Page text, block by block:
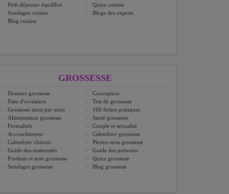
Petit déjeuner équilibré
Quizz cuisine
Sondages cuisine
Blogs des experts
Blog cuisine
GROSSESSE
Dossiers grossesse
Conception
Date d'ovulation
Test de grossesse
Grossesse mois par mois
160 fiches pratiques
Alimentation grossesse
Santé grossesse
Formalités
Couple et sexualité
Accouchement
Calendrier grossesse
Calendrier chinois
Photos miss grossesse
Guide des maternités
Guide des prénoms
Produits et tests grossesse
Quizz grossesse
Sondages grossesse
Blog grossesse